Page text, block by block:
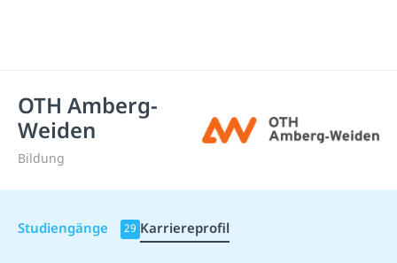
OTH Amberg-
Weiden
Bildung
Studiengänge 29 Karriereprofil